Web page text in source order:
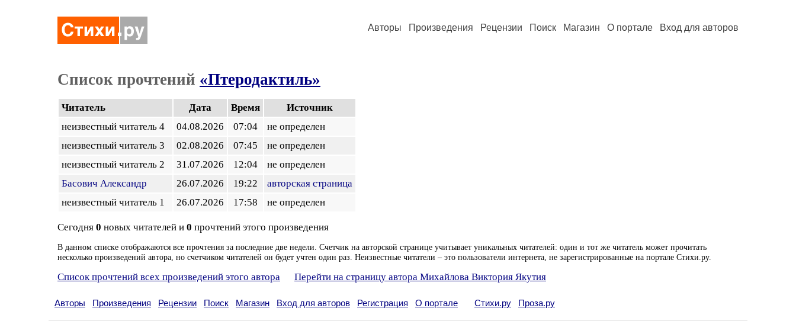
Авторы Произведения Рецензии Поиск Магазин О портале Вход для авторов
Список прочтений «Птеродактиль»
Читатель Дата Время
Источник
неизвестный читатель 4
04.08.2026 07:04
не определен
неизвестный читатель 3
02.08.2026 07:45
не определен
неизвестный читатель 2
31.07.2026 12:04
не определен
Басович Александр
26.07.2026 19:22
авторская страница
неизвестный читатель 1
26.07.2026 17:58 не определен
Сегодня 0 новых читателей и 0 прочтений этого произведения
В данном списке отображаются все прочтения за последние две недели. Счетчик на авторской странице учитывает уникальных читателей: один и тот же читатель может прочитать
несколько произведений автора, но счетчиком читателей он будет учтен один раз. Неизвестные читатели – это пользователи интернета, не зарегистрированные на портале Стихи.ру.
Список прочтений всех произведений этого автора Перейти на страницу автора Михайлова Виктория Якутия
Авторы Произведения Рецензии Поиск Магазин Вход для авторов Регистрация О портале Стихи.ру Проза.ру